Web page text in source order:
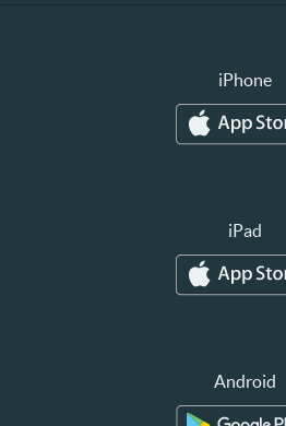
iPhone
iPad
Android